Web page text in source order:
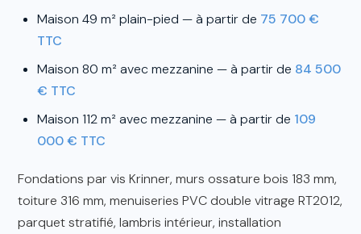
Maison 49 m² plain-pied — à partir de 75 700 €
TTC
Maison 80 m² avec mezzanine — à partir de 84 500
€ TTC
Maison 112 m² avec mezzanine — à partir de 109
000 € TTC
Fondations par vis Krinner, murs ossature bois 183 mm,
toiture 316 mm, menuiseries PVC double vitrage RT2012,
parquet stratifié, lambris intérieur, installation